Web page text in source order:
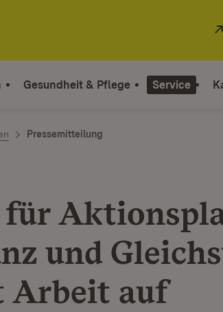
Gesundheit & Pflege Service
Pressemitteilung
und
Arbeit auf